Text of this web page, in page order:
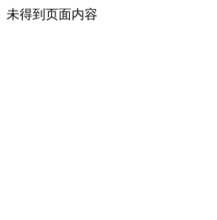
未得到页面内容